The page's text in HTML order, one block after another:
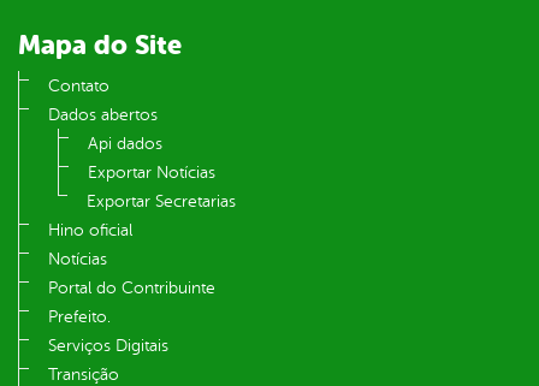
Mapa do Site
Contato
Dados abertos
Api dados
Exportar Notícias
Exportar Secretarias
Hino oficial
Notícias
Portal do Contribuinte
Prefeito.
Serviços Digitais
Transição